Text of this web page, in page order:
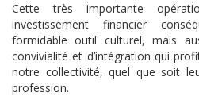
Cette très importante
investissement financier
formidable outil culturel, mais
convivialité et d’intégration qui
notre collectivité, quel que soit
profession.